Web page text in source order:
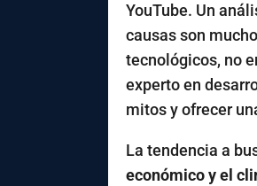
YouTube. Un
causas son
tecnológicos, no
experto en
mitos y ofrecer
La tendencia a
económico y el